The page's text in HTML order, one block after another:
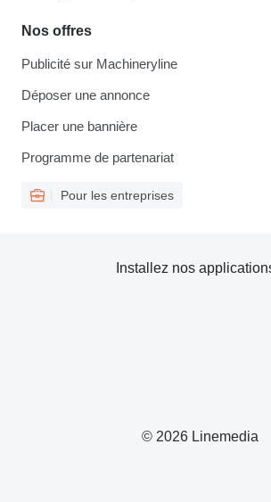
Nos offres
Publicité sur Machineryline
Déposer une annonce
Placer une bannière
Programme de partenariat
Pour les entreprises
© 2026 Linemedia
Installez nos